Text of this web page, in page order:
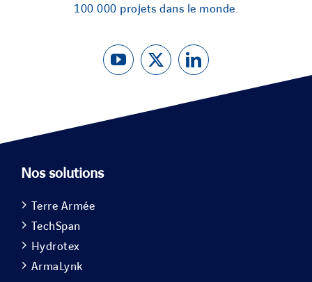
100 000 projets dans le monde.
Nos solutions
Terre Armée
TechSpan
Hydrotex
ArmaLynk